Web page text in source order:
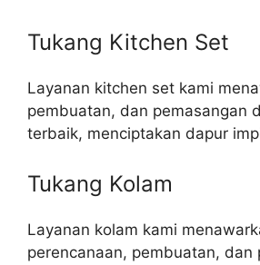
Tukang Kitchen Set
Layanan kitchen set kami
pembuatan, dan pemasangan
terbaik, menciptakan dapur
Tukang Kolam
Layanan kolam kami
perencanaan, pembuatan, dan